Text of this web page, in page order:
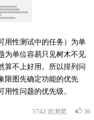
用性测试中的任务）为单
单位容易只见树木不见
算不上好用。所以排列问
限图先确定功能的优先
性问题的优先级。
5742 次浏览 36